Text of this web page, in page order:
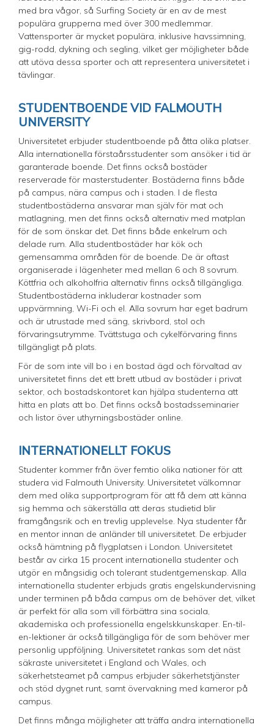
med bra vågor, så Surfing Society är en av de mest
populära grupperna med över 300 medlemmar.
Vattensporter är mycket populära, inklusive havssimning,
gig-rodd, dykning och segling, vilket ger möjligheter både
att utöva dessa sporter och att representera universitetet i
tävlingar.
STUDENTBOENDE VID FALMOUTH
UNIVERSITY
Universitetet erbjuder studentboende på åtta olika platser.
Alla internationella förstaårsstudenter som ansöker i tid är
garanterade boende. Det finns också bostäder
reserverade för masterstudenter. Bostäderna finns både
på campus, nära campus och i staden. I de flesta
studentbostäderna ansvarar man själv för mat och
matlagning, men det finns också alternativ med matplan
för de som önskar det. Det finns både enkelrum och
delade rum. Alla studentbostäder har kök och
gemensamma områden för de boende. De är oftast
organiserade i lägenheter med mellan 6 och 8 sovrum.
Köttfria och alkoholfria alternativ finns också tillgängliga.
Studentbostäderna inkluderar kostnader som
uppvärmning, Wi-Fi och el. Alla sovrum har eget badrum
och är utrustade med säng, skrivbord, stol och
förvaringsutrymme. Tvättstuga och cykelförvaring finns
tillgängligt på plats.
För de som inte vill bo i en bostad ägd och förvaltad av
universitetet finns det ett brett utbud av bostäder i privat
sektor, och bostadskontoret kan hjälpa studenterna att
hitta en plats att bo. Det finns också bostadsseminarier
och listor över uthyrningsbostäder online.
INTERNATIONELLT FOKUS
Studenter kommer från över femtio olika nationer för att
studera vid Falmouth University. Universitetet välkomnar
dem med olika supportprogram för att få dem att känna
sig hemma och säkerställa att deras studietid blir
framgångsrik och en trevlig upplevelse. Nya studenter får
en mentor innan de anländer till universitetet. De erbjuder
också hämtning på flygplatsen i London. Universitetet
består av cirka 15 procent internationella studenter och
utgör en mångsidig och tolerant studentgemenskap. Alla
internationella studenter erbjuds gratis engelskundervisning
under terminen på båda campus om de behöver det, vilket
är perfekt för alla som vill förbättra sina sociala,
akademiska och professionella engelskkunskaper. En-til-
en-lektioner är också tillgängliga för de som behöver mer
personlig uppföljning. Universitetet rankas som det näst
säkraste universitetet i England och Wales, och
säkerhetsteamet på campus erbjuder säkerhetstjänster
och stöd dygnet runt, samt övervakning med kameror på
campus.
Det finns många möjligheter att träffa andra internationella